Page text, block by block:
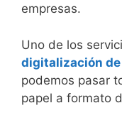
empresas.
Uno de los
digitalización
podemos pasar
papel a formato